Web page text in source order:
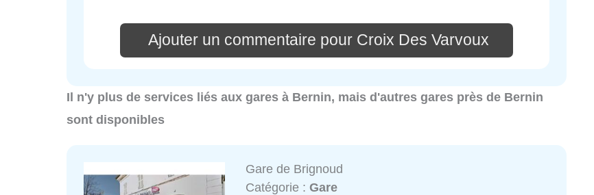
Ajouter un commentaire pour Croix Des Varvoux
Il n'y plus de services liés aux gares à Bernin, mais d'autres gares près de Bernin
sont disponibles
Gare de Brignoud
Catégorie :Gare